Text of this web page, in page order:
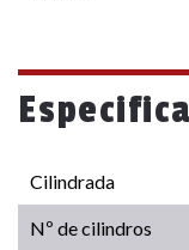
Cilindrada
Nº de cilindros